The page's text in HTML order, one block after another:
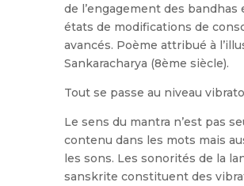
de l’engagement des bandhas
états de modifications de
avancés. Poème attribué à
Sankaracharya (8ème siècle).
Tout se passe au niveau
Le sens du mantra n’est pas
contenu dans les mots mais
les sons. Les sonorités de la
sanskrite constituent des